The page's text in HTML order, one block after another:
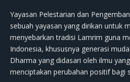
Yayasan Pelestarian dan
sebuah yayasan yang dirikan untuk
menyebarkan tradisi Lamrim guna
Indonesia, khususnya generasi
Dharma yang didasari oleh ilmu
menciptakan perubahan positif bagi